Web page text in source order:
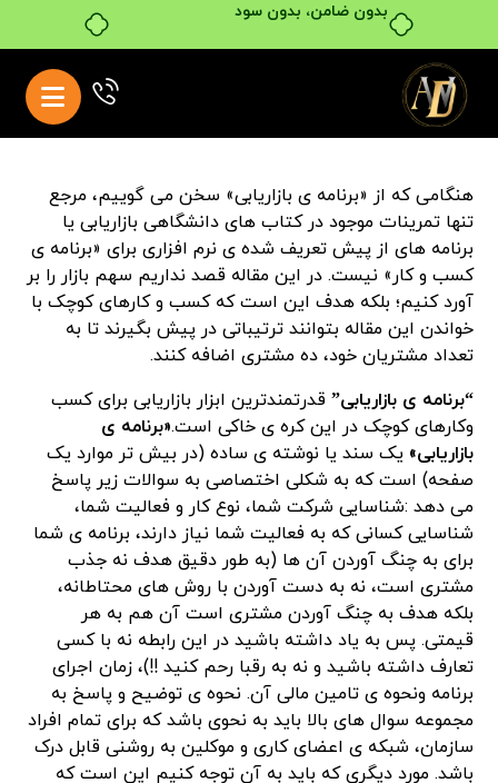
بدون ضامن، بدون سود
هنگامی که از «برنامه ی بازاریابی» سخن می گوییم، مرجع
تنها تمرینات موجود در کتاب های دانشگاهی بازاریابی یا
برنامه های از پیش تعریف شده ی نرم افزاری برای «برنامه ی
کسب و کار» نیست. در این مقاله قصد نداریم سهم بازار را بر
آورد کنیم؛ بلکه هدف این است که کسب و کارهای کوچک با
خواندن این مقاله بتوانند ترتیباتی در پیش بگیرند تا به
تعداد مشتریان خود، ده مشتری اضافه کنند.
“برنامه ی بازاریابی” قدرتمندترین ابزار بازاریابی برای کسب
وکارهای کوچک در این کره ی خاکی است.«برنامه ی
بازاریابی» یک سند یا نوشته ی ساده (در بیش تر موارد یک
صفحه) است که به شکلی اختصاصی به سوالات زیر پاسخ
می دهد :شناسایی شرکت شما، نوع کار و فعالیت شما،
شناسایی کسانی که به فعالیت شما نیاز دارند، برنامه ی شما
برای به چنگ آوردن آن ها (به طور دقیق هدف نه جذب
مشتری است، نه به دست آوردن با روش های محتاطانه،
بلکه هدف به چنگ آوردن مشتری است آن هم به هر
قیمتی. پس به یاد داشته باشید در این رابطه نه با کسی
تعارف داشته باشید و نه به رقبا رحم کنید !!)، زمان اجرای
برنامه ونحوه ی تامین مالی آن. نحوه ی توضیح و پاسخ به
مجموعه سوال های بالا باید به نحوی باشد که برای تمام افراد
سازمان، شبکه ی اعضای کاری و موکلین به روشنی قابل درک
باشد. مورد دیگری که باید به آن توجه کنیم این است که